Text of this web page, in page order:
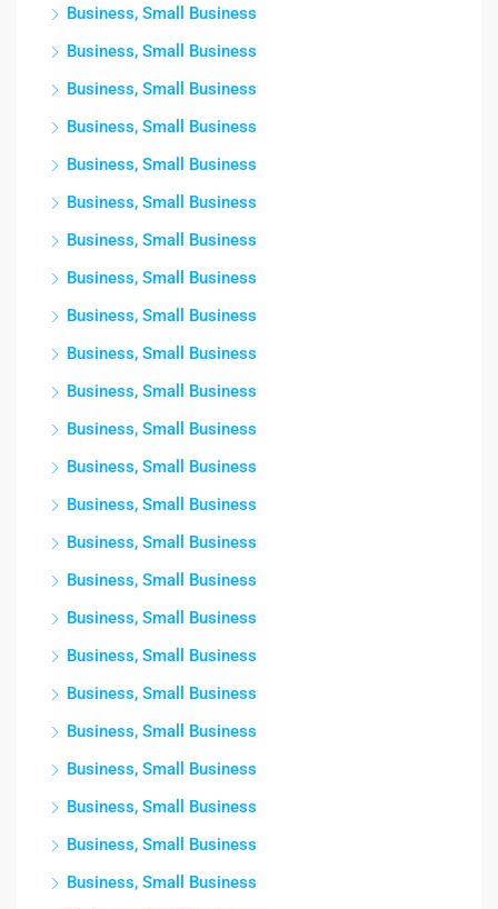
Business, Small Business
Business, Small Business
Business, Small Business
Business, Small Business
Business, Small Business
Business, Small Business
Business, Small Business
Business, Small Business
Business, Small Business
Business, Small Business
Business, Small Business
Business, Small Business
Business, Small Business
Business, Small Business
Business, Small Business
Business, Small Business
Business, Small Business
Business, Small Business
Business, Small Business
Business, Small Business
Business, Small Business
Business, Small Business
Business, Small Business
Business, Small Business